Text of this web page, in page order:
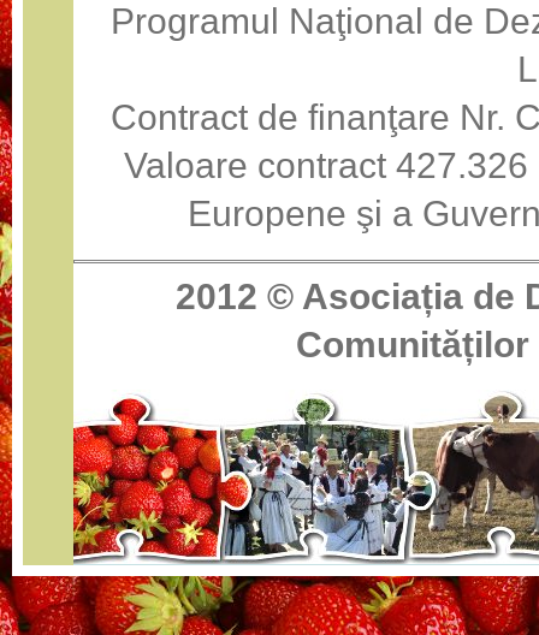
Programul Naţional de
Contract de finanţare Nr.
Valoare contract
Europene şi a
2012 © Asociația de
Comunităților